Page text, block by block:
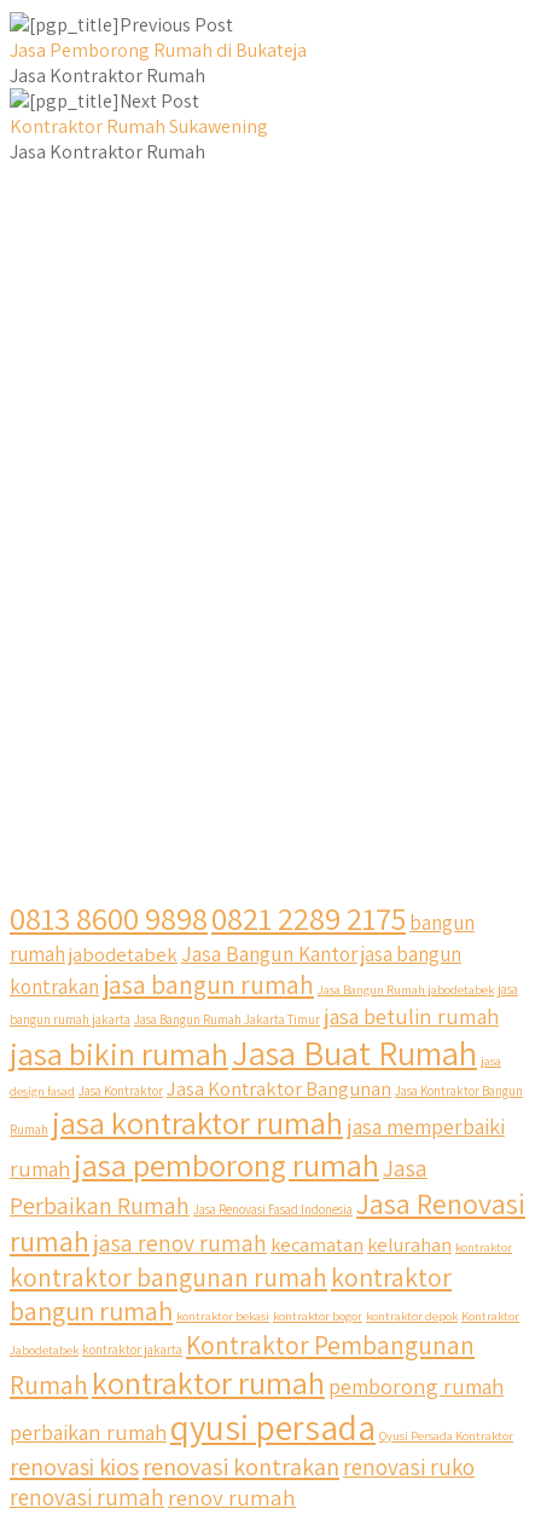
Previous Post
Jasa Pemborong Rumah di Bukateja
Jasa Kontraktor Rumah
Next Post
Kontraktor Rumah Sukawening
Jasa Kontraktor Rumah
0813 8600 98980821 2289 2175 bangun
rumahjabodetabek Jasa Bangun Kantorjasa bangun
kontrakan jasa bangun rumah Jasa Bangun Rumah jabodetabek jasa
bangun rumah jakarta Jasa Bangun Rumah Jakarta Timur jasa betulin rumah
jasa bikin rumahJasa Buat Rumah jasa
design fasad Jasa Kontraktor Jasa Kontraktor Bangunan Jasa Kontraktor Bangun
Rumah jasa kontraktor rumah jasa memperbaiki
rumah jasa pemborong rumahJasa
Perbaikan Rumah Jasa Renovasi Fasad Indonesia Jasa Renovasi
rumah jasa renov rumah kecamatan kelurahan kontraktor
kontraktor bangunan rumah kontraktor
bangun rumah kontraktor bekasi kontraktor bogor kontraktor depok Kontraktor
Jabodetabek kontraktor jakarta Kontraktor Pembangunan
Rumah kontraktor rumah pemborong rumah
perbaikan rumah qyusi persada Qyusi Persada Kontraktor
renovasi kiosrenovasi kontrakanrenovasi ruko
renovasi rumah renov rumah